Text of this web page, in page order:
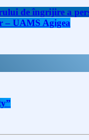
de îngrijire a
– UAMS Agigea